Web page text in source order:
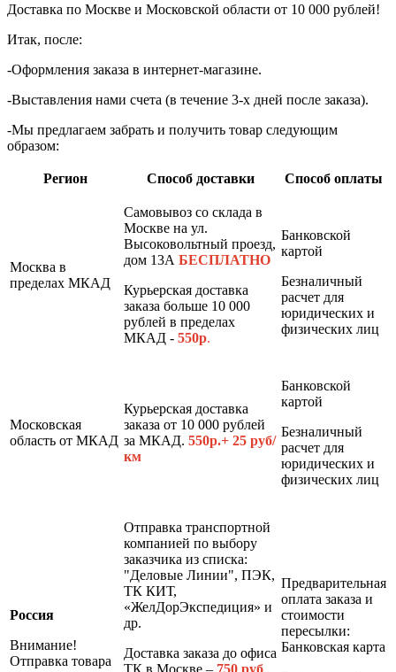
Доставка по Москве и Московской области от 10 000 рублей!
Итак, после:
-Оформления заказа в интернет-магазине.
-Выставления нами счета (в течение 3-х дней после заказа).
-Мы предлагаем забрать и получить товар следующим
образом:
Регион Способ доставки Способ оплаты
Москва в
пределах МКАД
Самовывоз со склада в
Москве на ул.
Высоковольтный проезд,
дом 13А БЕСПЛАТНО
Курьерская доставка
заказа больше 10 000
рублей в пределах
МКАД - 550р.
Банковской
картой
Безналичный
расчет для
юридических и
физических лиц
Московская
область от МКАД
Курьерская доставка
заказа от 10 000 рублей
за МКАД. 550р.+ 25 руб/
км
Банковской
картой
Безналичный
расчет для
юридических и
физических лиц
Россия
Внимание!
Отправка товара
Отправка транспортной
компанией по выбору
заказчика из списка:
"Деловые Линии", ПЭК,
ТК КИТ,
«ЖелДорЭкспедиция» и
др.
Доставка заказа до офиса
ТК в Москве – 750 руб.
Предварительная
оплата заказа и
стоимости
пересылки:
Банковская карта